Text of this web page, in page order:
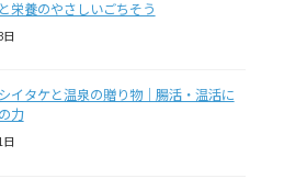
栄養のやさしいごちそう
イタケと温泉の贈り物｜腸活・温活に
力